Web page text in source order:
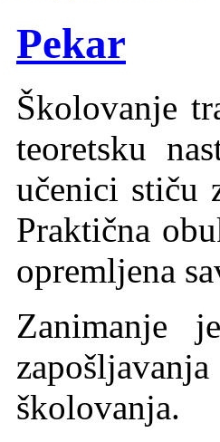
Pekar
Školovanje
teoretsku
učenici stiču
Praktična
opremljena
Zanimanje
školovanja.